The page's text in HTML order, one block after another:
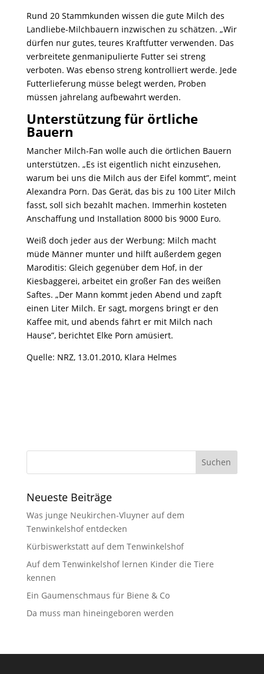
Rund 20 Stammkunden wissen die gute Milch des
Landliebe-Milchbauern inzwischen zu schätzen. „Wir
dürfen nur gutes, teures Kraftfutter verwenden. Das
verbreitete genmanipulierte Futter sei streng
verboten. Was ebenso streng kontrolliert werde. Jede
Futterlieferung müsse belegt werden, Proben
müssen jahrelang aufbewahrt werden.
Unterstützung für örtliche
Bauern
Mancher Milch-Fan wolle auch die örtlichen Bauern
unterstützen. „Es ist eigentlich nicht einzusehen,
warum bei uns die Milch aus der Eifel kommt”, meint
Alexandra Porn. Das Gerät, das bis zu 100 Liter Milch
fasst, soll sich bezahlt machen. Immerhin kosteten
Anschaffung und Installation 8000 bis 9000 Euro.
Weiß doch jeder aus der Werbung: Milch macht
müde Männer munter und hilft außerdem gegen
Maroditis: Gleich gegenüber dem Hof, in der
Kiesbaggerei, arbeitet ein großer Fan des weißen
Saftes. „Der Mann kommt jeden Abend und zapft
einen Liter Milch. Er sagt, morgens bringt er den
Kaffee mit, und abends fährt er mit Milch nach
Hause”, berichtet Elke Porn amüsiert.
Quelle: NRZ, 13.01.2010, Klara Helmes
Neueste Beiträge
Was junge Neukirchen-Vluyner auf dem
Tenwinkelshof entdecken
Kürbiswerkstatt auf dem Tenwinkelshof
Auf dem Tenwinkelshof lernen Kinder die Tiere
kennen
Ein Gaumenschmaus für Biene & Co
Da muss man hineingeboren werden